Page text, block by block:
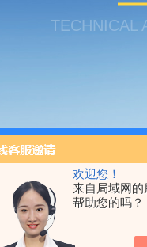
欢迎您！
来自局域网的
帮助您的吗？
TECHNICAL
MTS细胞增殖与细胞毒性